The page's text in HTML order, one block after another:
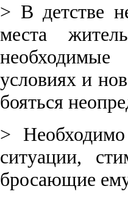
> В детстве
места
условиях и
бояться
>
ситуации,
бросающие